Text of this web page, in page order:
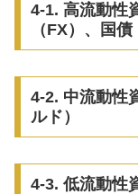
4-1. 高流動性
（FX）、国債
4-2. 中流動性
ルド）
4-3. 低流動性